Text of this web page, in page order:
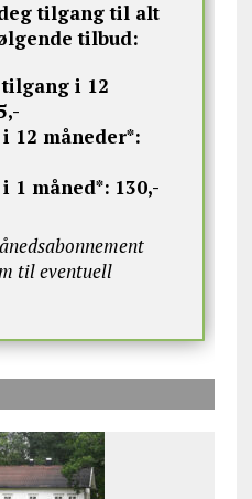
tilgang til alt
tilbud:
i 12
12 måneder*:
1 måned*: 130,-
til eventuell